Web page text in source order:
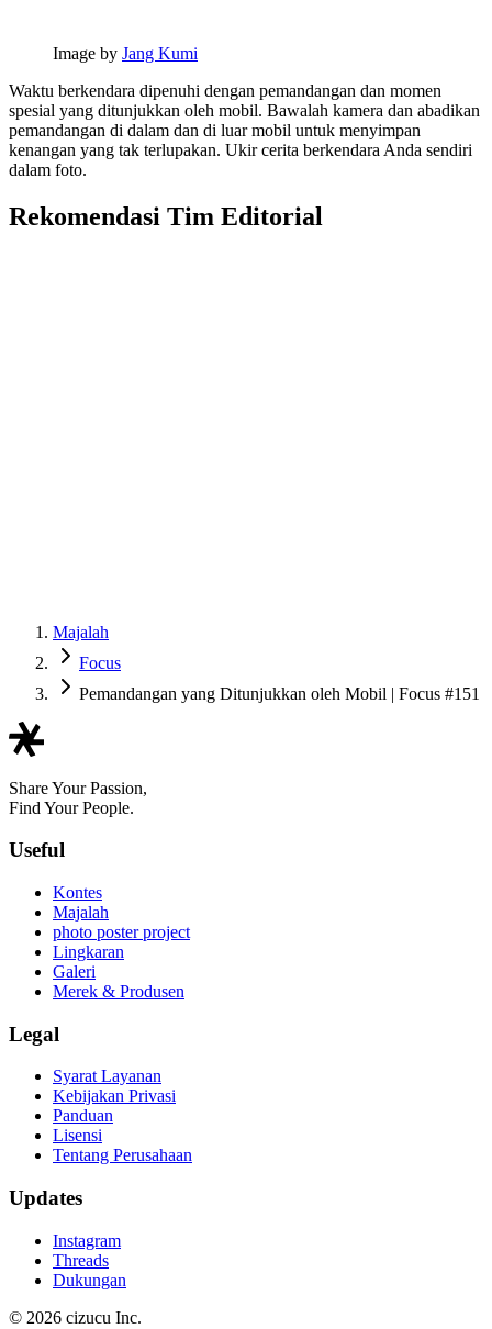
Image by Jang Kumi
Waktu berkendara dipenuhi dengan pemandangan dan momen
spesial yang ditunjukkan oleh mobil. Bawalah kamera dan abadikan
pemandangan di dalam dan di luar mobil untuk menyimpan
kenangan yang tak terlupakan. Ukir cerita berkendara Anda sendiri
dalam foto.
Rekomendasi Tim Editorial
Majalah
Focus
Pemandangan yang Ditunjukkan oleh Mobil | Focus #151
Share Your Passion,
Find Your People.
Useful
Kontes
Majalah
photo poster project
Lingkaran
Galeri
Merek & Produsen
Legal
Syarat Layanan
Kebijakan Privasi
Panduan
Lisensi
Tentang Perusahaan
Updates
Instagram
Threads
Dukungan
© 2026 cizucu Inc.